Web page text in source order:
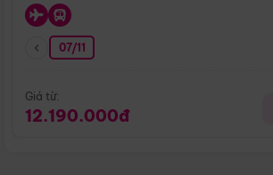
07/11
Giá từ:
12.190.000đ